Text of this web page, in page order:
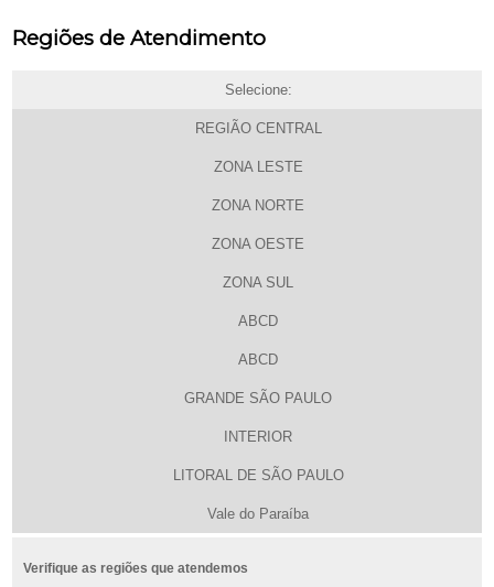
Regiões de Atendimento
Selecione:
REGIÃO CENTRAL
ZONA LESTE
ZONA NORTE
ZONA OESTE
ZONA SUL
ABCD
ABCD
GRANDE SÃO PAULO
INTERIOR
LITORAL DE SÃO PAULO
Vale do Paraíba
Verifique as regiões que atendemos